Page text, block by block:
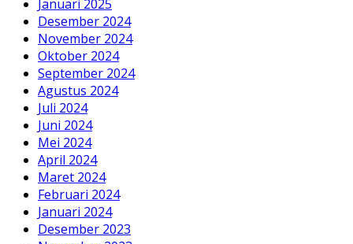
Januari 2025
Desember 2024
November 2024
Oktober 2024
September 2024
Agustus 2024
Juli 2024
Juni 2024
Mei 2024
April 2024
Maret 2024
Februari 2024
Januari 2024
Desember 2023